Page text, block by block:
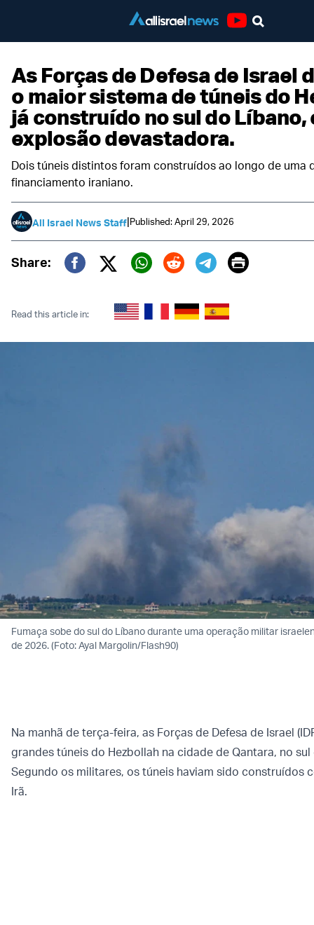
As Forças de Defesa de Israel
o maior sistema de túneis do
já construído no sul do Líbano,
explosão devastadora.
Dois túneis distintos foram construídos ao longo de uma
financiamento iraniano.
All Israel News Staff|Published: April 29, 2026
Share:
Twitter (X)
Print
Read this article in:
Fumaça sobe do sul do Líbano durante uma operação militar
de 2026. (Foto: Ayal Margolin/Flash90)
Na manhã de terça-feira, as Forças de Defesa de Israel
grandes túneis do Hezbollah na cidade de Qantara, no
Segundo os militares, os túneis haviam sido construídos
Irã.